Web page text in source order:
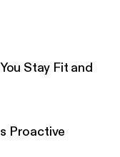
we all deal with.
parenthood,
Have fun and
their
a cup of coffee
the fun
Stay Fit and
Proactive